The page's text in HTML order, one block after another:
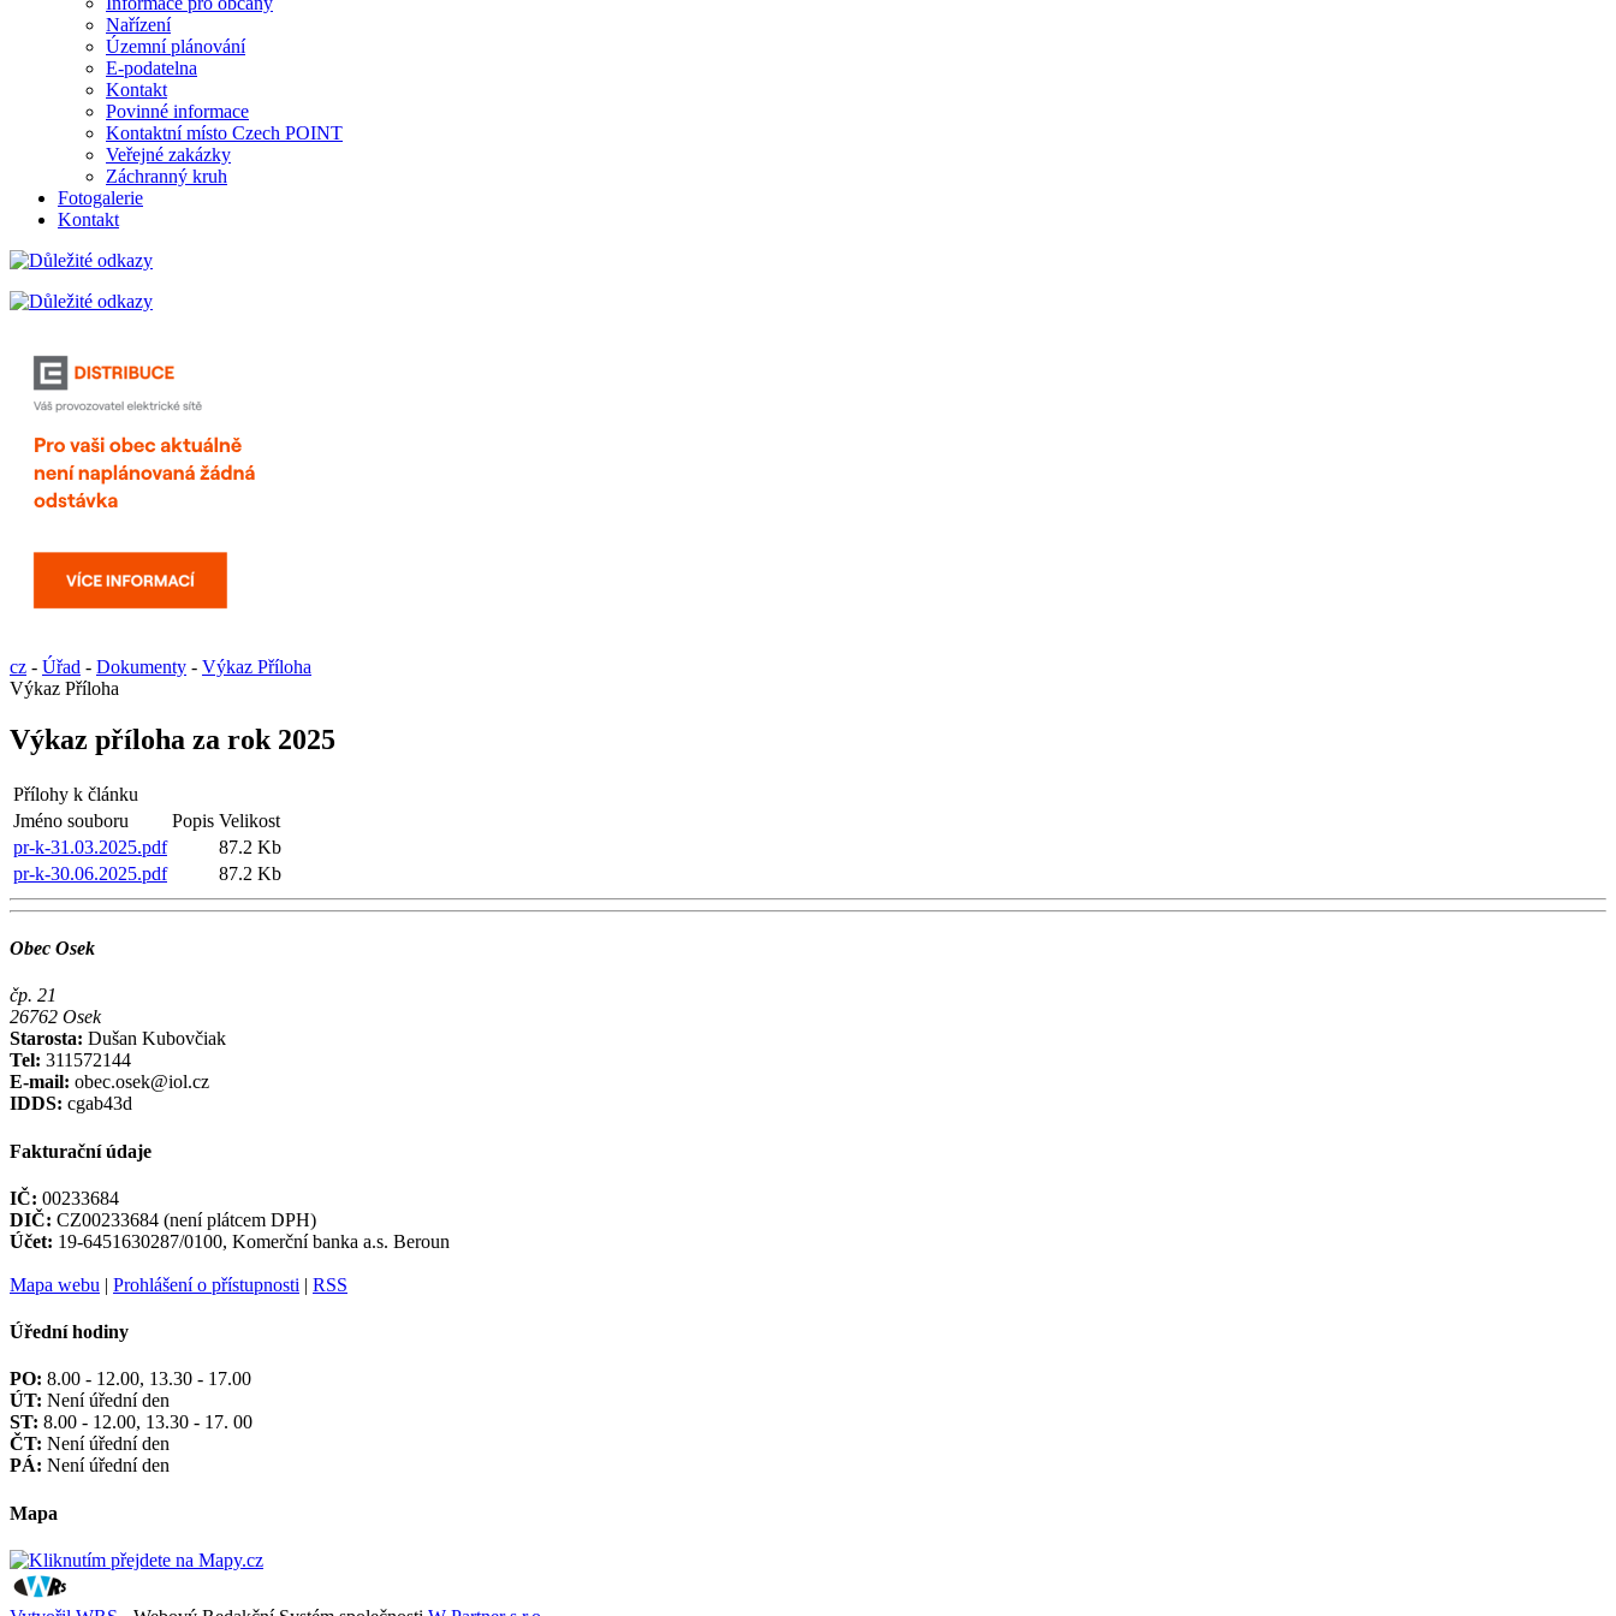
Nařízení
Územní plánování
E-podatelna
Kontakt
Povinné informace
Kontaktní místo Czech POINT
Veřejné zakázky
Záchranný kruh
Fotogalerie
Kontakt
cz - Úřad - Dokumenty - Výkaz Příloha
Výkaz Příloha
Výkaz příloha za rok 2025
Přílohy k článku
Jméno souboru
Popis Velikost
pr-k-31.03.2025.pdf
87.2 Kb
pr-k-30.06.2025.pdf
87.2 Kb
Obec Osek
čp. 21
26762 Osek
Starosta: Dušan Kubovčiak
Tel: 311572144
E-mail: obec.osek@iol.cz
IDDS: cgab43d
Fakturační údaje
IČ: 00233684
DIČ: CZ00233684 (není plátcem DPH)
Účet: 19-6451630287/0100, Komerční banka a.s. Beroun
Mapa webu | Prohlášení o přístupnosti | RSS
Úřední hodiny
PO: 8.00 - 12.00, 13.30 - 17.00
ÚT: Není úřední den
ST: 8.00 - 12.00, 13.30 - 17. 00
ČT: Není úřední den
PÁ: Není úřední den
Mapa